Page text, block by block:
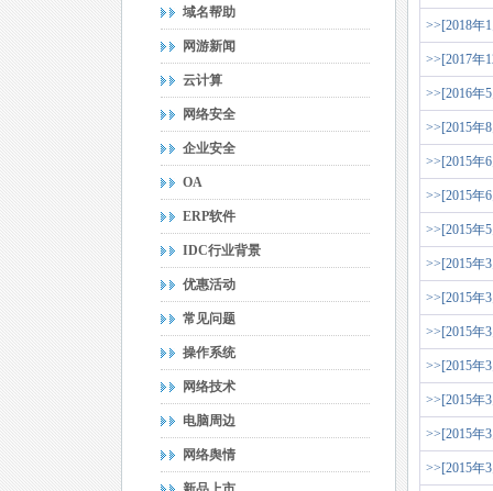
域名帮助
网游新闻
云计算
网络安全
企业安全
OA
ERP软件
IDC行业背景
优惠活动
常见问题
操作系统
网络技术
电脑周边
网络舆情
>>[2018年
>>[2017年
>>[2016年
>>[2015年
>>[2015年
>>[2015年
>>[2015年
>>[2015年
>>[2015年
>>[2015年
>>[2015年
>>[2015年
>>[2015年
>>[2015年